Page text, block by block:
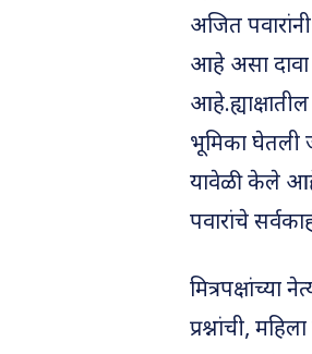
अजित
आहे असा दावा
भूमिका घेतली
यावेळी केले
पवारांचे
मित्रपक्षांच्या
प्रश्नांची,